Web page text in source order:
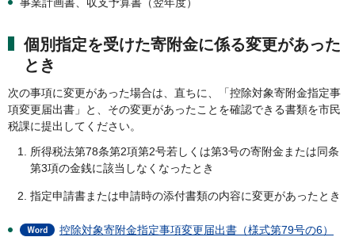
個別指定を受けた寄附金に係る変更があった
とき
次の事項に変更があった場合は、直ちに、「控除対象寄附金指定事
項変更届出書」と、その変更があったことを確認できる書類を市民
税課に提出してください。
所得税法第78条第2項第2号若しくは第3号の寄附金または同条
第3項の金銭に該当しなくなったとき
指定申請書または申請時の添付書類の内容に変更があったとき
控除対象寄附金指定事項変更届出書（様式第79号の6）